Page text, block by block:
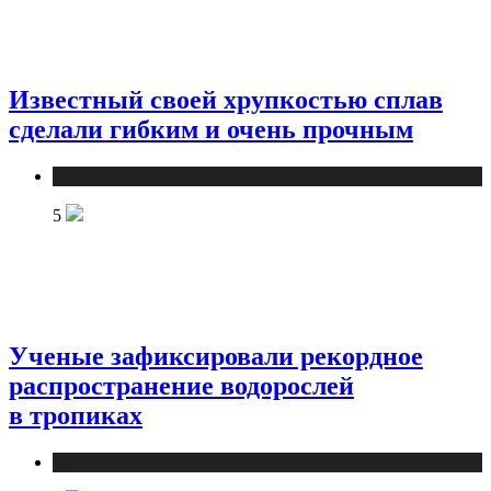
Известный своей хрупкостью сплав
сделали гибким и очень прочным
5
Ученые зафиксировали рекордное
распространение водорослей
в тропиках